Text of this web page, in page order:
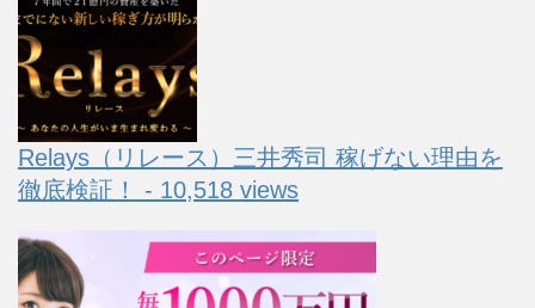
Relays（リレース）三井秀司 稼げない理由を
徹底検証！ - 10,518 views